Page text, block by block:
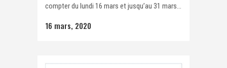
compter du lundi 16 mars et jusqu’au 31 mars...
16 mars, 2020